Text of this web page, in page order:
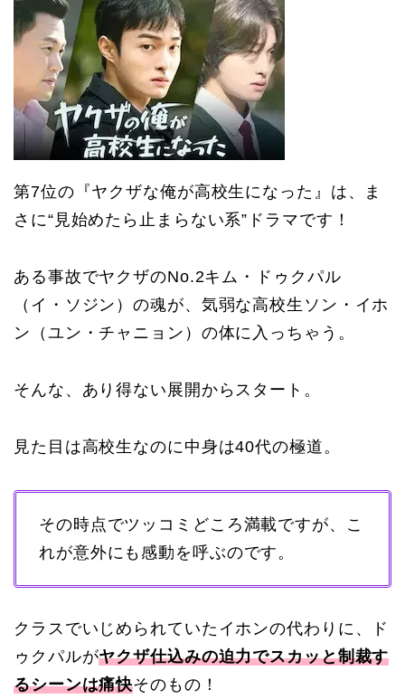
第7位の『ヤクザな俺が高校生になった』は、ま
さに“見始めたら止まらない系”ドラマです！
ある事故でヤクザのNo.2キム・ドゥクパル
（イ・ソジン）の魂が、気弱な高校生ソン・イホ
ン（ユン・チャニョン）の体に入っちゃう。
そんな、あり得ない展開からスタート。
見た目は高校生なのに中身は40代の極道。
その時点でツッコミどころ満載ですが、こ
れが意外にも感動を呼ぶのです。
クラスでいじめられていたイホンの代わりに、ド
ゥクパルがヤクザ仕込みの迫力でスカッと制裁す
るシーンは痛快そのもの！